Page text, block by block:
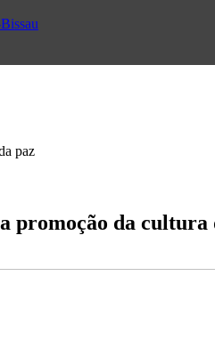
paz
promoção da cultura